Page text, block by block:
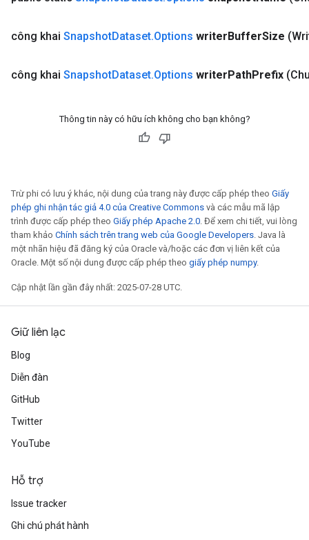
công khai SnapshotDataset.Options writerBufferSize
công khai SnapshotDataset.Options writerPathPrefix
Thông tin này có hữu ích không cho bạn không?
Trừ phi có lưu ý khác, nội dung của trang này được cấp phép theo Giấy
phép ghi nhận tác giả 4.0 của Creative Commons và các mẫu mã lập
trình được cấp phép theo Giấy phép Apache 2.0. Để xem chi tiết, vui lòng
tham khảo Chính sách trên trang web của Google Developers. Java là
một nhãn hiệu đã đăng ký của Oracle và/hoặc các đơn vị liên kết của
Oracle. Một số nội dung được cấp phép theo giấy phép numpy.
Cập nhật lần gần đây nhất: 2025-07-28 UTC.
Giữ liên lạc
Blog
Diễn đàn
GitHub
Twitter
YouTube
Hỗ trợ
Issue tracker
Ghi chú phát hành